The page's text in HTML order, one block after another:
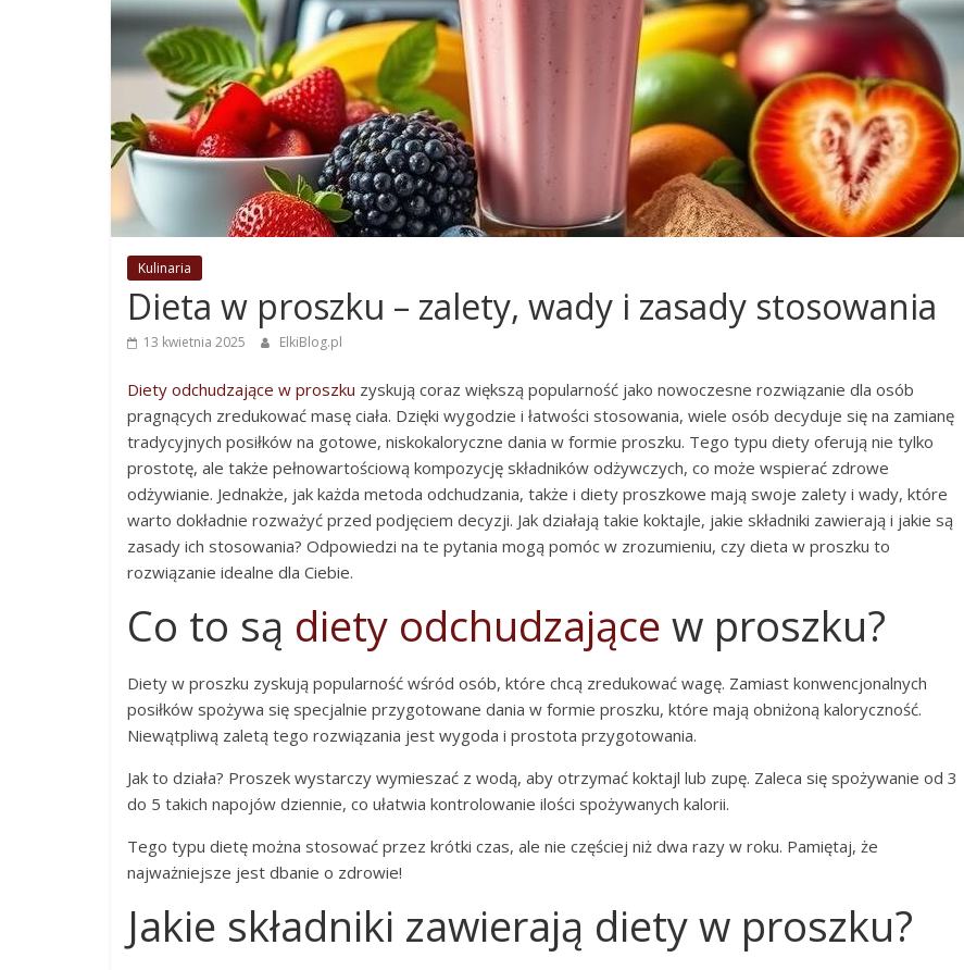
Kulinaria
Dieta w proszku – zalety, wady i zasady stosowania
13 kwietnia 2025 ElkiBlog.pl
Diety odchudzające w proszku zyskują coraz większą popularność jako nowoczesne rozwiązanie dla osób
pragnących zredukować masę ciała. Dzięki wygodzie i łatwości stosowania, wiele osób decyduje się na zamianę
tradycyjnych posiłków na gotowe, niskokaloryczne dania w formie proszku. Tego typu diety oferują nie tylko
prostotę, ale także pełnowartościową kompozycję składników odżywczych, co może wspierać zdrowe
odżywianie. Jednakże, jak każda metoda odchudzania, także i diety proszkowe mają swoje zalety i wady, które
warto dokładnie rozważyć przed podjęciem decyzji. Jak działają takie koktajle, jakie składniki zawierają i jakie są
zasady ich stosowania? Odpowiedzi na te pytania mogą pomóc w zrozumieniu, czy dieta w proszku to
rozwiązanie idealne dla Ciebie.
Co to są diety odchudzające w proszku?
Diety w proszku zyskują popularność wśród osób, które chcą zredukować wagę. Zamiast konwencjonalnych
posiłków spożywa się specjalnie przygotowane dania w formie proszku, które mają obniżoną kaloryczność.
Niewątpliwą zaletą tego rozwiązania jest wygoda i prostota przygotowania.
Jak to działa? Proszek wystarczy wymieszać z wodą, aby otrzymać koktajl lub zupę. Zaleca się spożywanie od 3
do 5 takich napojów dziennie, co ułatwia kontrolowanie ilości spożywanych kalorii.
Tego typu dietę można stosować przez krótki czas, ale nie częściej niż dwa razy w roku. Pamiętaj, że
najważniejsze jest dbanie o zdrowie!
Jakie składniki zawierają diety w proszku?